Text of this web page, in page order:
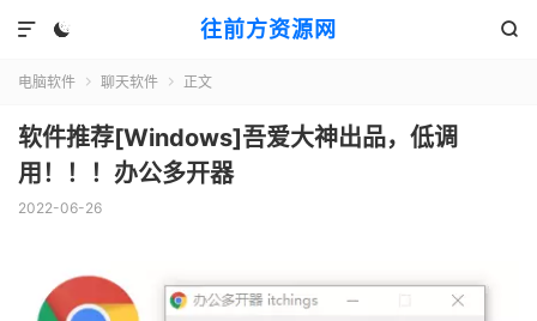
往前方资源网
 

电脑软件  聊天软件  正文
软件推荐[Windows]吾爱大神出品，低调
用！！！办公多开器
2022-06-26